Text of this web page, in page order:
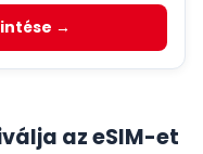
→
az eSIM-et